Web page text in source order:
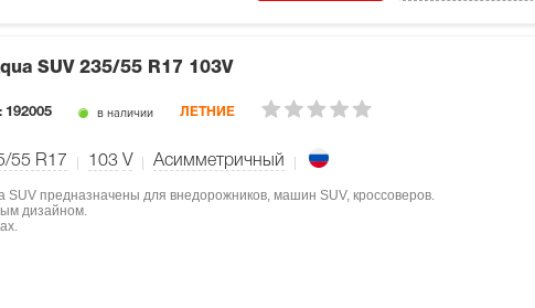
SUV 235/55 R17 103V
192005 в наличии ЛЕТНИЕ
55 R17 103 V Асимметричный
SUV предназначены для внедорожников, машин SUV, кроссоверов.
дизайном.